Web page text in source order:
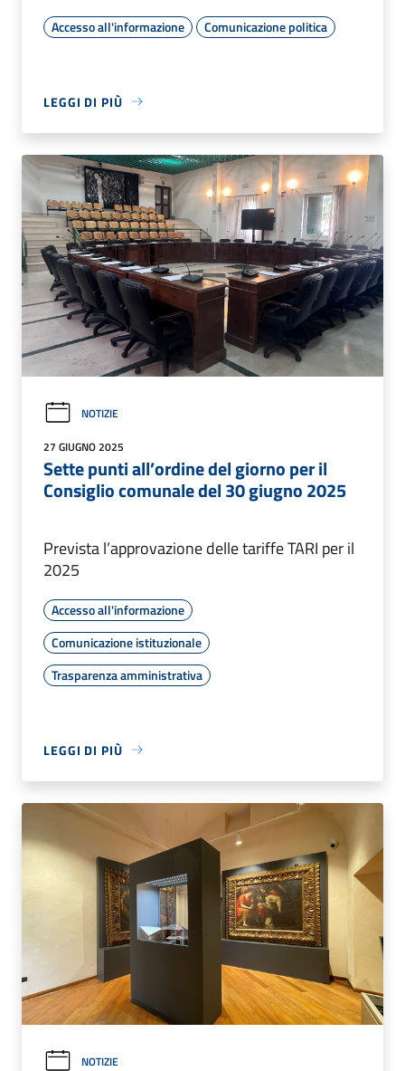
Accesso all'informazione Comunicazione politica
LEGGI DI PIÙ
NOTIZIE
27 GIUGNO 2025
Sette punti all’ordine del giorno per il
Consiglio comunale del 30 giugno 2025
Prevista l’approvazione delle tariffe TARI per il
2025
Accesso all'informazione
Comunicazione istituzionale
Trasparenza amministrativa
LEGGI DI PIÙ
NOTIZIE